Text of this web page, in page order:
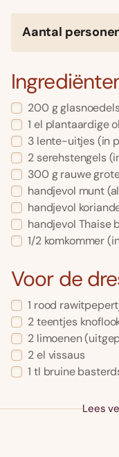
Aantal
200 g
1 el plantaardige
3 lente-uitjes(in
2 serehstengels
300 g rauwe
handjevol munt
handjevol
handjevol Thaise
1/2 komkommer
Voor de
1 rood
2teentjes
2 limoenen
2el vissaus
1 tl bruine
Lees